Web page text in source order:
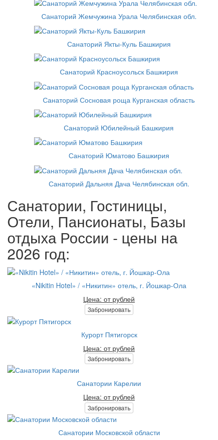
Санаторий Жемчужина Урала Челябинская обл.
Санаторий Якты-Куль Башкирия
Санаторий Красноусольск Башкирия
Санаторий Сосновая роща Курганская область
Санаторий Юбилейный Башкирия
Санаторий Юматово Башкирия
Санаторий Дальняя Дача Челябинская обл.
Санатории, Гостиницы,
Отели, Пансионаты, Базы
отдыха России - цены на
2026 год:
«Nikitin Hotel» / «Никитин» отель, г. Йошкар-Ола
Цена: от рублей
Забронировать
Курорт Пятигорск
Цена: от рублей
Забронировать
Санатории Карелии
Цена: от рублей
Забронировать
Санатории Московской области